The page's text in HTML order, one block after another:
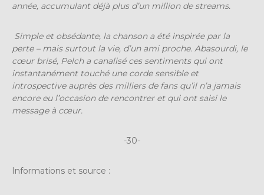
année, accumulant déjà plus d’un million de streams.
Simple et obsédante, la chanson a été inspirée par la
perte – mais surtout la vie, d’un ami proche. Abasourdi, le
cœur brisé, Pelch a canalisé ces sentiments qui ont
instantanément touché une corde sensible et
introspective auprès des milliers de fans qu’il n’a jamais
encore eu l’occasion de rencontrer et qui ont saisi le
message à cœur.
-30-
Informations et source :